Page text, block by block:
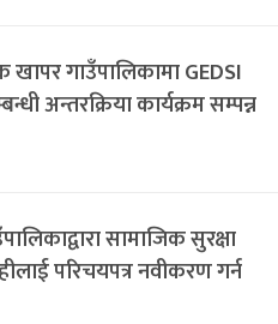
खापर गाउँपालिकामा GEDSI
अन्तरक्रिया कार्यक्रम सम्पन्न
सामाजिक सुरक्षा
परिचयपत्र नवीकरण गर्न